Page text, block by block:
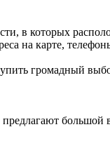
в которых
на карте,
громадный
большой